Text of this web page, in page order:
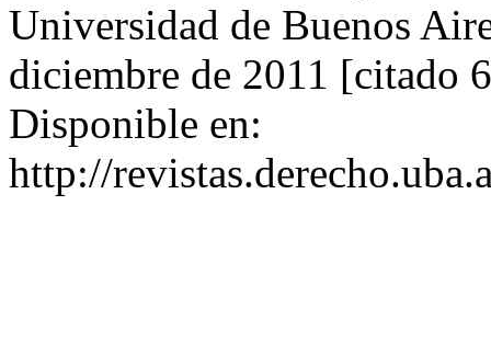
Universidad de Buenos
diciembre de 2011 [citado
Disponible en:
http://